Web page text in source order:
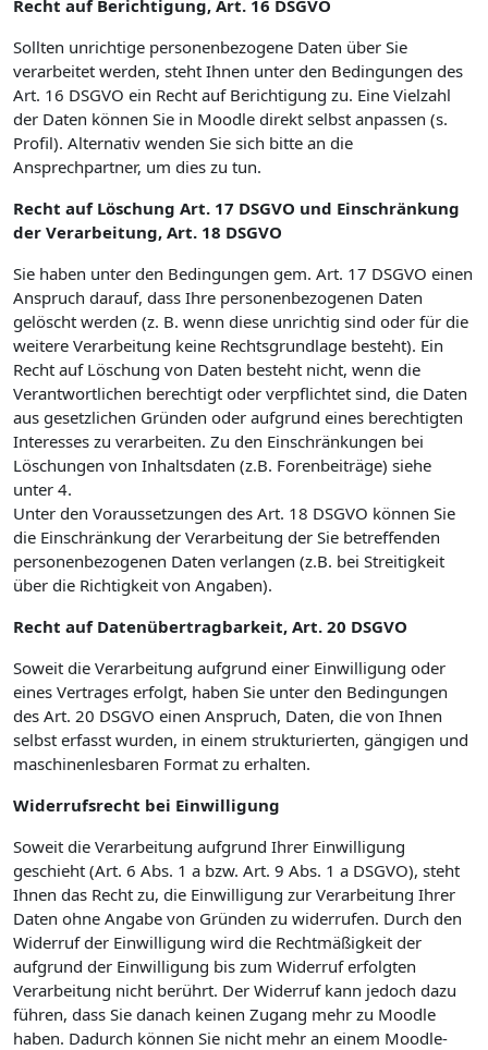
Recht auf Berichtigung, Art. 16 DSGVO
Sollten unrichtige personenbezogene Daten über Sie
verarbeitet werden, steht Ihnen unter den Bedingungen des
Art. 16 DSGVO ein Recht auf Berichtigung zu. Eine Vielzahl
der Daten können Sie in Moodle direkt selbst anpassen (s.
Profil). Alternativ wenden Sie sich bitte an die
Ansprechpartner, um dies zu tun.
Recht auf Löschung Art. 17 DSGVO und Einschränkung
der Verarbeitung, Art. 18 DSGVO
Sie haben unter den Bedingungen gem. Art. 17 DSGVO einen
Anspruch darauf, dass Ihre personenbezogenen Daten
gelöscht werden (z. B. wenn diese unrichtig sind oder für die
weitere Verarbeitung keine Rechtsgrundlage besteht). Ein
Recht auf Löschung von Daten besteht nicht, wenn die
Verantwortlichen berechtigt oder verpflichtet sind, die Daten
aus gesetzlichen Gründen oder aufgrund eines berechtigten
Interesses zu verarbeiten. Zu den Einschränkungen bei
Löschungen von Inhaltsdaten (z.B. Forenbeiträge) siehe
unter 4.
Unter den Voraussetzungen des Art. 18 DSGVO können Sie
die Einschränkung der Verarbeitung der Sie betreffenden
personenbezogenen Daten verlangen (z.B. bei Streitigkeit
über die Richtigkeit von Angaben).
Recht auf Datenübertragbarkeit, Art. 20 DSGVO
Soweit die Verarbeitung aufgrund einer Einwilligung oder
eines Vertrages erfolgt, haben Sie unter den Bedingungen
des Art. 20 DSGVO einen Anspruch, Daten, die von Ihnen
selbst erfasst wurden, in einem strukturierten, gängigen und
maschinenlesbaren Format zu erhalten.
Widerrufsrecht bei Einwilligung
Soweit die Verarbeitung aufgrund Ihrer Einwilligung
geschieht (Art. 6 Abs. 1 a bzw. Art. 9 Abs. 1 a DSGVO), steht
Ihnen das Recht zu, die Einwilligung zur Verarbeitung Ihrer
Daten ohne Angabe von Gründen zu widerrufen. Durch den
Widerruf der Einwilligung wird die Rechtmäßigkeit der
aufgrund der Einwilligung bis zum Widerruf erfolgten
Verarbeitung nicht berührt. Der Widerruf kann jedoch dazu
führen, dass Sie danach keinen Zugang mehr zu Moodle
haben. Dadurch können Sie nicht mehr an einem Moodle-